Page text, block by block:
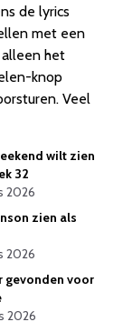
de lyrics
met een
het
knop
Veel
wilt zien
32
2026
zien als
2026
gevonden voor
2026